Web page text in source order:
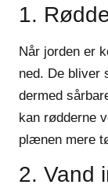
1.
Når jorden er
ned. De bliver
dermed
kan rødderne
plænen mere
2. Vand